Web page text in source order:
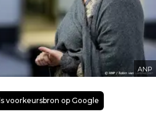
ANP
voorkeursbron op Google